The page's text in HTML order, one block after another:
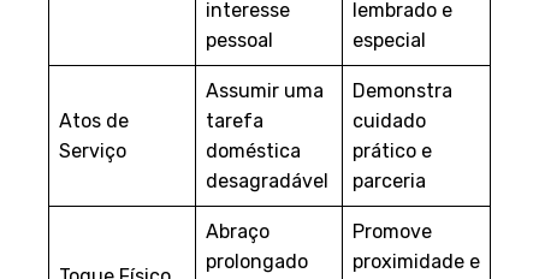
interesse
pessoal
lembrado e
especial
Atos de
Serviço
Assumir uma
tarefa
doméstica
desagradável
Demonstra
cuidado
prático e
parceria
Abraço
prolongado
Promove
proximidade e